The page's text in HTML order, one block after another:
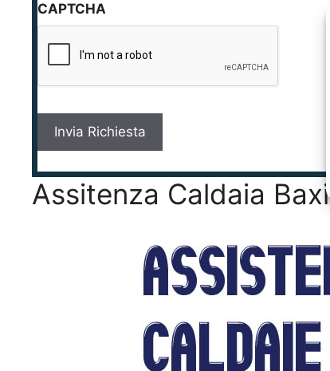
i
v
y
CAPTCHA
Assitenza Caldaia Baxi